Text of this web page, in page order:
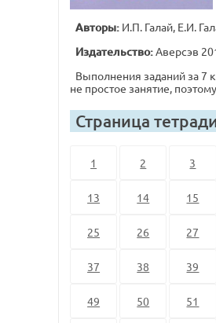
Авторы: И.П. Галай, Е.И.
Издательство:Аверсэв
Выполнения заданий за 7
не простое занятие,
Страница
1 2 3
13 14 15
25 26 27
37 38 39
49 50 51